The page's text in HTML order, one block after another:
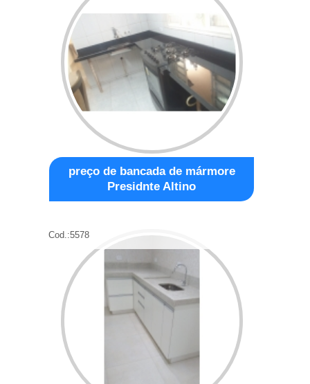
preço de bancada de mármore
Presidnte Altino
Cod.:5578